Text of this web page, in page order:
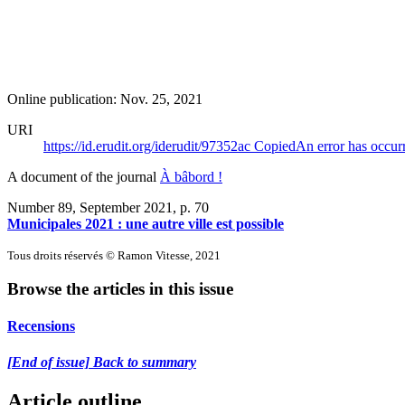
Online publication: Nov. 25, 2021
URI
https://id.erudit.org/iderudit/97352ac CopiedAn error has
A document of the journal À bâbord !
Number 89, September 2021 , p. 70
Municipales 2021 : une autre ville est possible
Tous droits réservés © Ramon Vitesse, 2021
Browse the articles in this issue
Recensions
[End of issue] Back to summary